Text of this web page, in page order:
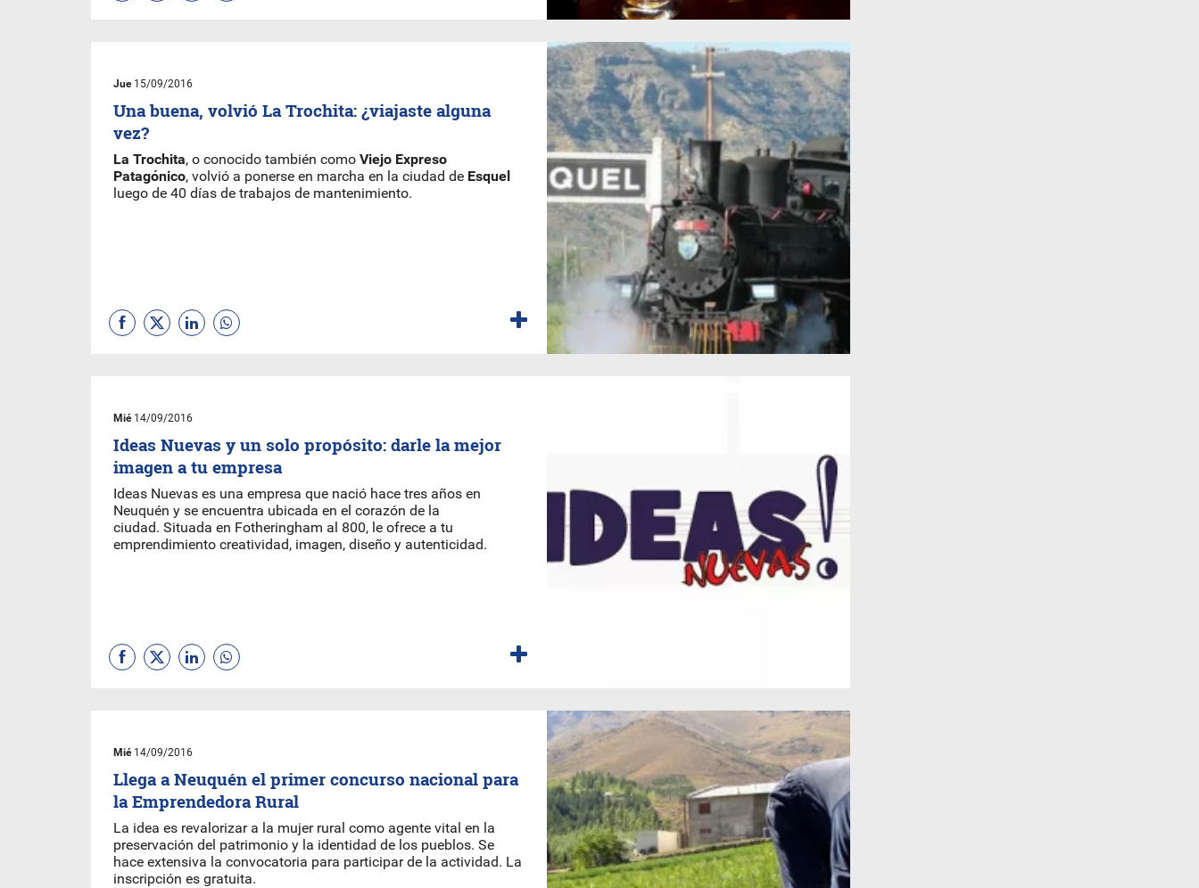
Jue15/09/2016
Una buena, volvió La Trochita: ¿viajaste alguna
vez?
La Trochita, o conocido también como Viejo Expreso
Patagónico, volvió a ponerse en marcha en la ciudad de Esquel
luego de 40 días de trabajos de mantenimiento.
Mié14/09/2016
Ideas Nuevas y un solo propósito: darle la mejor
imagen a tu empresa
Ideas Nuevas es una empresa que nació hace tres años en
Neuquén y se encuentra ubicada en el corazón de la
ciudad. Situada en Fotheringham al 800, le ofrece a tu
emprendimiento creatividad, imagen, diseño y autenticidad.
Mié14/09/2016
Llega a Neuquén el primer concurso nacional para
la Emprendedora Rural
La idea es revalorizar a la mujer rural como agente vital en la
preservación del patrimonio y la identidad de los pueblos. Se
hace extensiva la convocatoria para participar de la actividad. La
inscripción es gratuita.